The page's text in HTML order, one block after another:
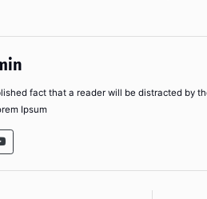
fact that a reader will be distracted by
Ipsum